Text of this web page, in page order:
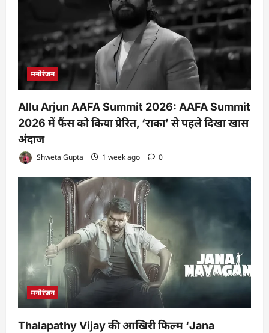
मनोरंजन
Allu Arjun AAFA Summit 2026: AAFA Summit
2026 में फैंस को किया प्रेरित, ‘राका’ से पहले दिखा खास
अंदाज
Shweta Gupta 1 week ago 0
मनोरंजन
Thalapathy Vijay की आखिरी फिल्म ‘Jana